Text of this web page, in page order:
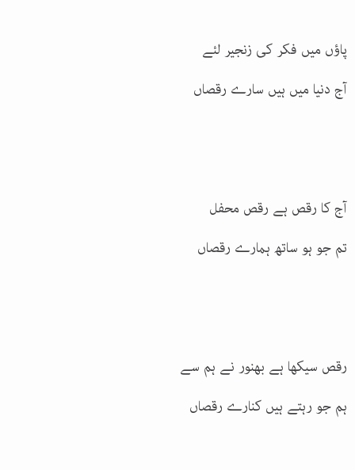
پاؤں میں فکر کی زنجیر لئے
آج دنیا میں ہیں سارے رقصاں
آج کا رقص ہے رقص محفل
تم جو ہو ساتھ ہمارے رقصاں
رقص سیکھا ہے بھنور نے ہم سے
ہم جو رہتے ہیں کنارے رقصاں